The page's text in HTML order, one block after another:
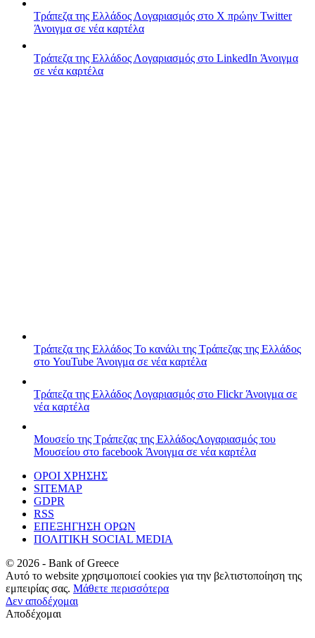
Τράπεζα της Ελλάδος Λογαριασμός στο X πρώην Twitter
Άνοιγμα σε νέα καρτέλα
Τράπεζα της Ελλάδος Λογαριασμός στο LinkedIn Άνοιγμα
σε νέα καρτέλα
Τράπεζα της Ελλάδος Το κανάλι της Τράπεζας της Ελλάδος
στο YouTube Άνοιγμα σε νέα καρτέλα
Τράπεζα της Ελλάδος Λογαριασμός στο FlickrΆνοιγμα σε
νέα καρτέλα
Μουσείο της Τράπεζας της ΕλλάδοςΛογαριασμός του
Μουσείου στο facebook Άνοιγμα σε νέα καρτέλα
ΟΡΟΙ ΧΡΗΣΗΣ
SITEMAP
GDPR
RSS
ΕΠΕΞΗΓΗΣΗ ΟΡΩΝ
ΠΟΛΙΤΙΚΗ SOCIAL MEDIA
© 2026 - Bank of Greece
Αυτό το website χρησιμοποιεί cookies για την βελτιστοποίηση της
εμπειρίας σας. Μάθετε περισσότερα
Δεν αποδέχομαι
Αποδέχομαι